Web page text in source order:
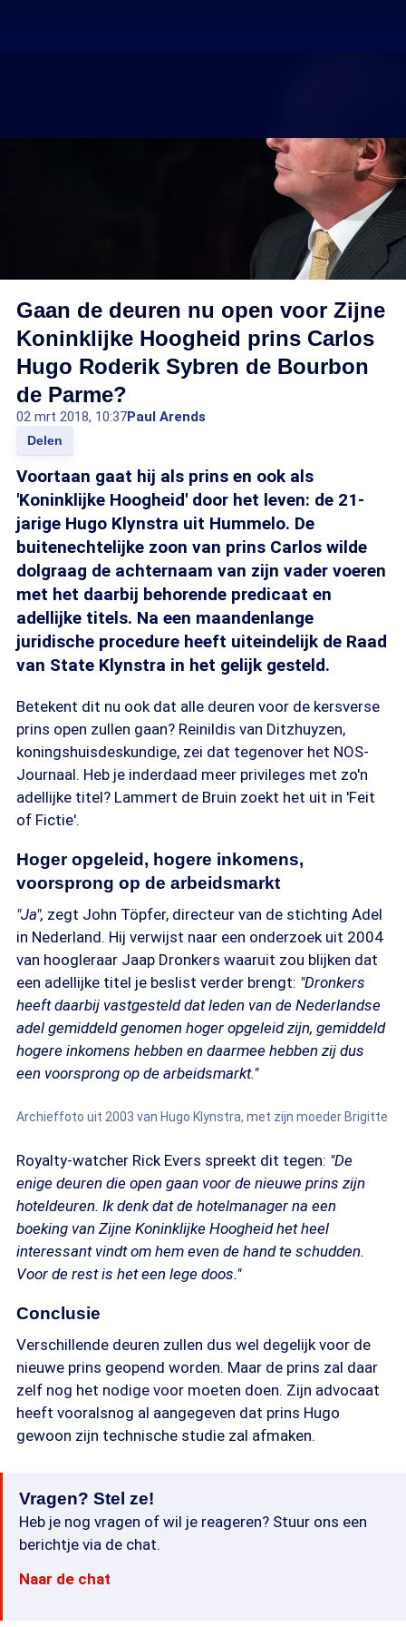
Gaan de deuren nu open voor Zijne
Koninklijke Hoogheid prins Carlos
Hugo Roderik Sybren de Bourbon
de Parme?
02 mrt 2018, 10:37Paul Arends
Delen
Voortaan gaat hij als prins en ook als
'Koninklijke Hoogheid' door het leven: de 21-
jarige Hugo Klynstra uit Hummelo. De
buitenechtelijke zoon van prins Carlos wilde
dolgraag de achternaam van zijn vader voeren
met het daarbij behorende predicaat en
adellijke titels. Na een maandenlange
juridische procedure heeft uiteindelijk de Raad
van State Klynstra in het gelijk gesteld.
Betekent dit nu ook dat alle deuren voor de kersverse
prins open zullen gaan? Reinildis van Ditzhuyzen,
koningshuisdeskundige, zei dat tegenover het NOS-
Journaal. Heb je inderdaad meer privileges met zo'n
adellijke titel? Lammert de Bruin zoekt het uit in 'Feit
of Fictie'.
Hoger opgeleid, hogere inkomens,
voorsprong op de arbeidsmarkt
"Ja", zegt John Töpfer, directeur van de stichting Adel
in Nederland. Hij verwijst naar een onderzoek uit 2004
van hoogleraar Jaap Dronkers waaruit zou blijken dat
een adellijke titel je beslist verder brengt: "Dronkers
heeft daarbij vastgesteld dat leden van de Nederlandse
adel gemiddeld genomen hoger opgeleid zijn, gemiddeld
hogere inkomens hebben en daarmee hebben zij dus
een voorsprong op de arbeidsmarkt."
Archieffoto uit 2003 van Hugo Klynstra, met zijn moeder Brigitte
Royalty-watcher Rick Evers spreekt dit tegen: "De
enige deuren die open gaan voor de nieuwe prins zijn
hoteldeuren. Ik denk dat de hotelmanager na een
boeking van Zijne Koninklijke Hoogheid het heel
interessant vindt om hem even de hand te schudden.
Voor de rest is het een lege doos."
Conclusie
Verschillende deuren zullen dus wel degelijk voor de
nieuwe prins geopend worden. Maar de prins zal daar
zelf nog het nodige voor moeten doen. Zijn advocaat
heeft vooralsnog al aangegeven dat prins Hugo
gewoon zijn technische studie zal afmaken.
Vragen? Stel ze!
Heb je nog vragen of wil je reageren? Stuur ons een
berichtje via de chat.
Naar de chat